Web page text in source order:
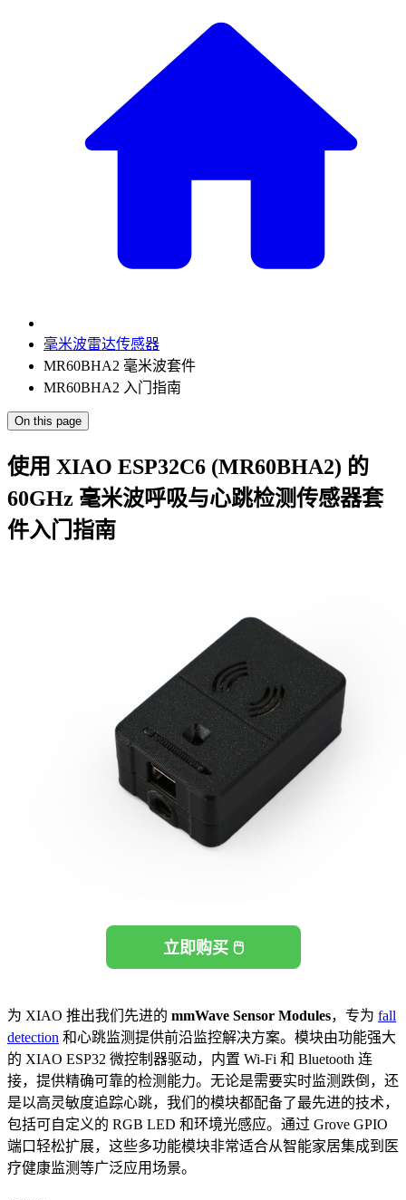
毫米波雷达传感器
MR60BHA2 毫米波套件
MR60BHA2 入门指南
On this page
使用 XIAO ESP32C6 (MR60BHA2) 的
60GHz 毫米波呼吸与心跳检测传感器套
件入门指南
立即购买 🖱️
为 XIAO 推出我们先进的 mmWave Sensor Modules，专为 fall
detection 和心跳监测提供前沿监控解决方案。模块由功能强大
的 XIAO ESP32 微控制器驱动，内置 Wi-Fi 和 Bluetooth 连
接，提供精确可靠的检测能力。无论是需要实时监测跌倒，还
是以高灵敏度追踪心跳，我们的模块都配备了最先进的技术，
包括可自定义的 RGB LED 和环境光感应。通过 Grove GPIO
端口轻松扩展，这些多功能模块非常适合从智能家居集成到医
疗健康监测等广泛应用场景。